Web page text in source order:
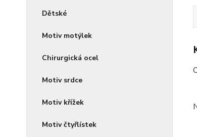
Dětské
Motiv motýlek
Chirurgická ocel
Motiv srdce
Motiv křížek
Motiv čtyřlístek